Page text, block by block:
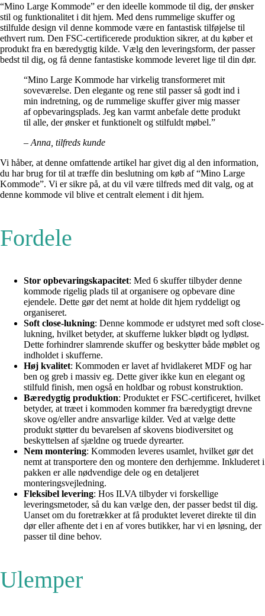
“Mino Large Kommode” er den ideelle kommode til dig, der ønsker
stil og funktionalitet i dit hjem. Med dens rummelige skuffer og
stilfulde design vil denne kommode være en fantastisk tilføjelse til
ethvert rum. Den FSC-certificerede produktion sikrer, at du køber et
produkt fra en bæredygtig kilde. Vælg den leveringsform, der passer
bedst til dig, og få denne fantastiske kommode leveret lige til din dør.
“Mino Large Kommode har virkelig transformeret mit
soveværelse. Den elegante og rene stil passer så godt ind i
min indretning, og de rummelige skuffer giver mig masser
af opbevaringsplads. Jeg kan varmt anbefale dette produkt
til alle, der ønsker et funktionelt og stilfuldt møbel.”
– Anna, tilfreds kunde
Vi håber, at denne omfattende artikel har givet dig al den information,
du har brug for til at træffe din beslutning om køb af “Mino Large
Kommode”. Vi er sikre på, at du vil være tilfreds med dit valg, og at
denne kommode vil blive et centralt element i dit hjem.
Fordele
Stor opbevaringskapacitet: Med 6 skuffer tilbyder denne
kommode rigelig plads til at organisere og opbevare dine
ejendele. Dette gør det nemt at holde dit hjem ryddeligt og
organiseret.
Soft close-lukning: Denne kommode er udstyret med soft close-
lukning, hvilket betyder, at skufferne lukker blødt og lydløst.
Dette forhindrer slamrende skuffer og beskytter både møblet og
indholdet i skufferne.
Høj kvalitet: Kommoden er lavet af hvidlakeret MDF og har
ben og greb i massiv eg. Dette giver ikke kun en elegant og
stilfuld finish, men også en holdbar og robust konstruktion.
Bæredygtig produktion: Produktet er FSC-certificeret, hvilket
betyder, at træet i kommoden kommer fra bæredygtigt drevne
skove og/eller andre ansvarlige kilder. Ved at vælge dette
produkt støtter du bevarelsen af skovens biodiversitet og
beskyttelsen af sjældne og truede dyrearter.
Nem montering: Kommoden leveres usamlet, hvilket gør det
nemt at transportere den og montere den derhjemme. Inkluderet i
pakken er alle nødvendige dele og en detaljeret
monteringsvejledning.
Fleksibel levering: Hos ILVA tilbyder vi forskellige
leveringsmetoder, så du kan vælge den, der passer bedst til dig.
Uanset om du foretrækker at få produktet leveret direkte til din
dør eller afhente det i en af vores butikker, har vi en løsning, der
passer til dine behov.
Ulemper